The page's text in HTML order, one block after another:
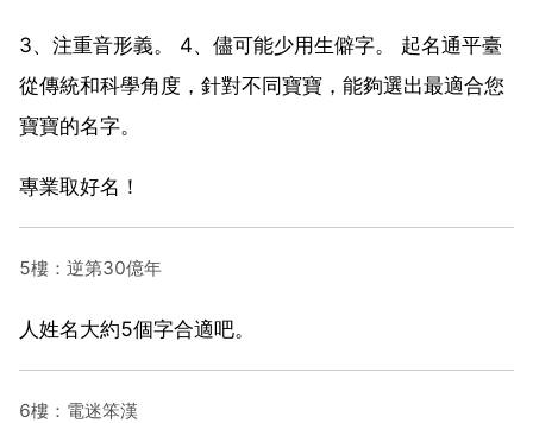
3、注重音形義。 4、儘可能少用生僻字。 起名通平臺
從傳統和科學角度，針對不同寶寶，能夠選出最適合您
寶寶的名字。
專業取好名！
5樓：逆第30億年
人姓名大約5個字合適吧。
6樓：電迷笨漢